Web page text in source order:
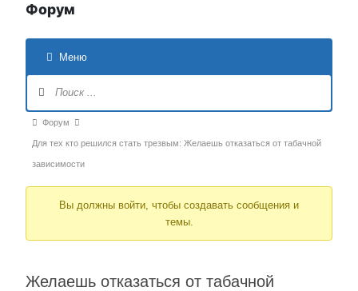
Форум
Меню
Форума
Форум
breadcrumbs
-
Форум
Для тех кто решился стать трезвым: Желаешь отказаться от табачной
зависимости
Вы должны войти, чтобы создавать сообщения и
темы.
Желаешь отказаться от табачной